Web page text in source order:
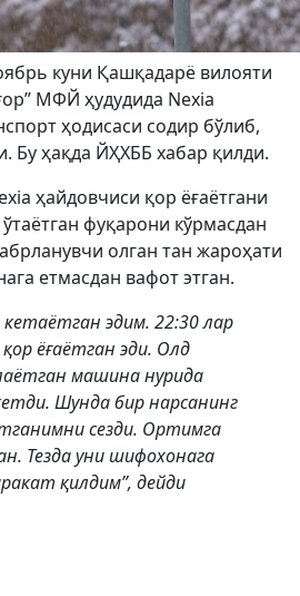
куни Қашқадарё вилояти
МФЙ ҳудудида Nexia
ҳодисаси содир бўлиб,
Бу ҳақда ЙҲХББ хабар қилди.
ҳайдовчиси қор ёғаётгани
фуқарони кўрмасдан
олган тан жароҳати
етмасдан вафот этган.
эдим. 22:30 лар
ёғаётган эди. Олд
машина нурида
Шунда бир нарсанинг
сезди. Ортимга
Тезда уни шифохонага
қилдим”, дейди